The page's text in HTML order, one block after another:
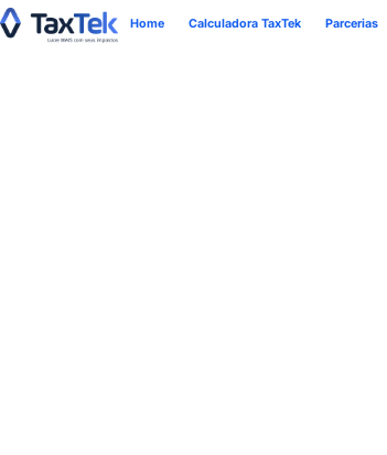
Home Calculadora TaxTek Parcerias